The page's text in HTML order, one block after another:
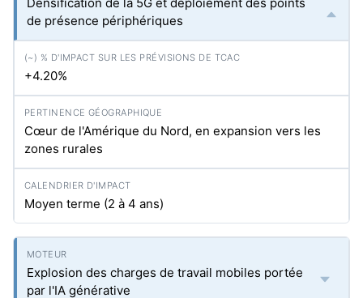
de présence périphériques
+4.20%
Cœur de l'Amérique du Nord, en expansion vers les
zones rurales
Moyen terme (2 à 4 ans)
Explosion des charges de travail mobiles portée
par l'IA générative